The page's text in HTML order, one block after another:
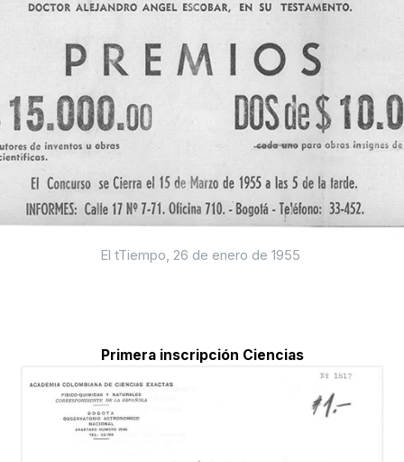
El tTiempo, 26 de enero de 1955
Primera inscripción Ciencias